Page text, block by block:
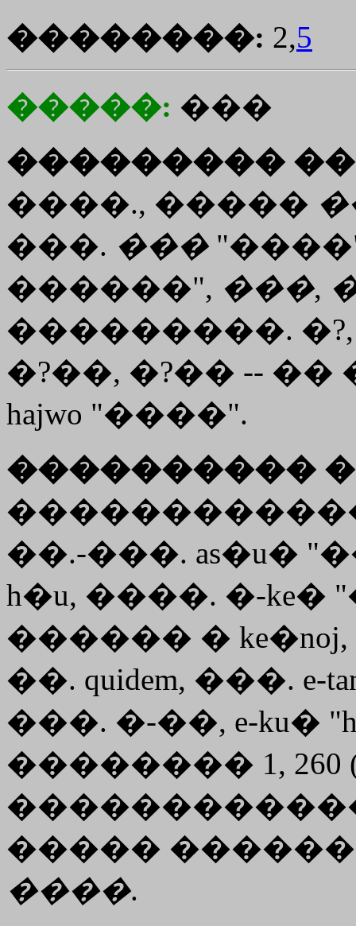
��������: 2,5
�����: ���
���������
����., �����
���. ���
������", ���,
���������.
�?��, �?�� --
hajwo "����".
����������
��.-���. as�u�
h�u, ����. �-ke�
������ � ke�noj
��. quidem, ���. e-
���. �-��, e-ku�
�������� 1, 260
�����
����.